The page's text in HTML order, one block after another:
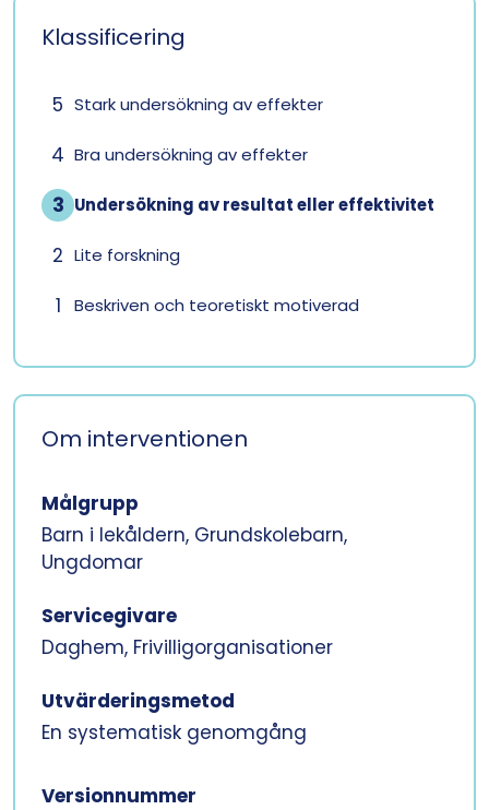
Klassificering
5 Stark undersökning av effekter
4 Bra undersökning av effekter
3 Undersökning av resultat eller effektivitet
2 Lite forskning
1 Beskriven och teoretiskt motiverad
Om interventionen
Målgrupp
Barn i lekåldern, Grundskolebarn,
Ungdomar
Servicegivare
Daghem, Frivilligorganisationer
Utvärderingsmetod
En systematisk genomgång
Versionnummer